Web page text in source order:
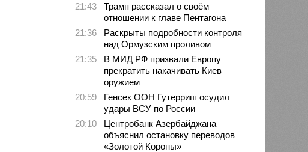
21:43
Трамп рассказал о своём
отношении к главе Пентагона
21:36
Раскрыты подробности контроля
над Ормузским проливом
21:35
В МИД РФ призвали Европу
прекратить накачивать Киев
оружием
20:59
Генсек ООН Гутерриш осудил
удары ВСУ по России
20:10
Центробанк Азербайджана
объяснил остановку переводов
«Золотой Короны»